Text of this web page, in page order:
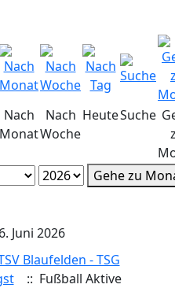
Nach
Monat
Nach
Woche
HeuteSuche
Gehe zu
Juni 2026
Blaufelden - TSG
:: Fußball Aktive